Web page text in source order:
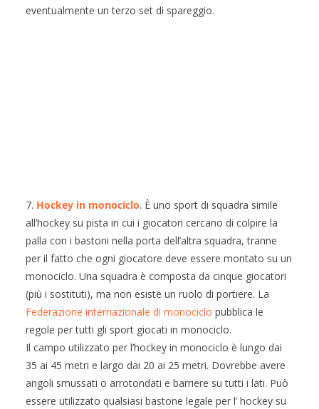
eventualmente un terzo set di spareggio.
7. Hockey in monociclo. È uno sport di squadra simile
all’hockey su pista in cui i giocatori cercano di colpire la
palla con i bastoni nella porta dell’altra squadra, tranne
per il fatto che ogni giocatore deve essere montato su un
monociclo. Una squadra è composta da cinque giocatori
(più i sostituti), ma non esiste un ruolo di portiere. La
Federazione internazionale di monociclo pubblica le
regole per tutti gli sport giocati in monociclo.
Il campo utilizzato per l’hockey in monociclo è lungo dai
35 ai 45 metri e largo dai 20 ai 25 metri. Dovrebbe avere
angoli smussati o arrotondati e barriere su tutti i lati. Può
essere utilizzato qualsiasi bastone legale per l’ hockey su